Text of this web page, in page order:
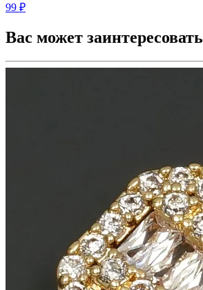
99 ₽
Вас может заинтересовать